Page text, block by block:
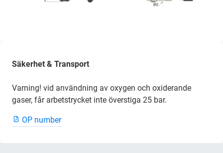
Säkerhet & Transport
Varning! vid användning av oxygen och oxiderande
gaser, får arbetstrycket inte överstiga 25 bar.
OP number